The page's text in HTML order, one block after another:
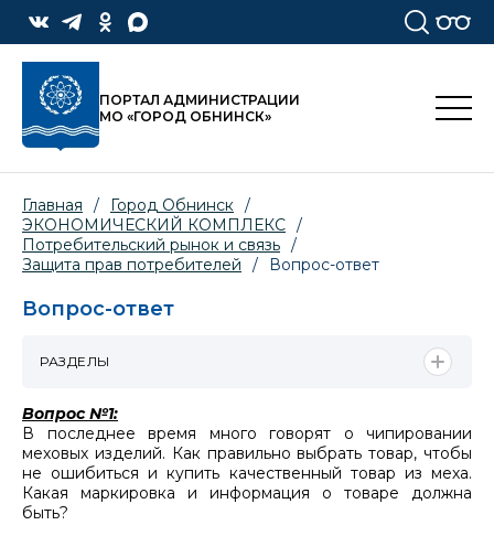
ПОРТАЛ АДМИНИСТРАЦИИ
МО «ГОРОД ОБНИНСК»
Главная / Город Обнинск /
ЭКОНОМИЧЕСКИЙ КОМПЛЕКС /
Потребительский рынок и связь /
Защита прав потребителей
/ Вопрос-ответ
Вопрос-ответ
Вопрос №1:
В последнее время много говорят о чипировании
меховых изделий. Как правильно выбрать товар, чтобы
не ошибиться и купить качественный товар из меха.
Какая маркировка и информация о товаре должна
быть?
РАЗДЕЛЫ